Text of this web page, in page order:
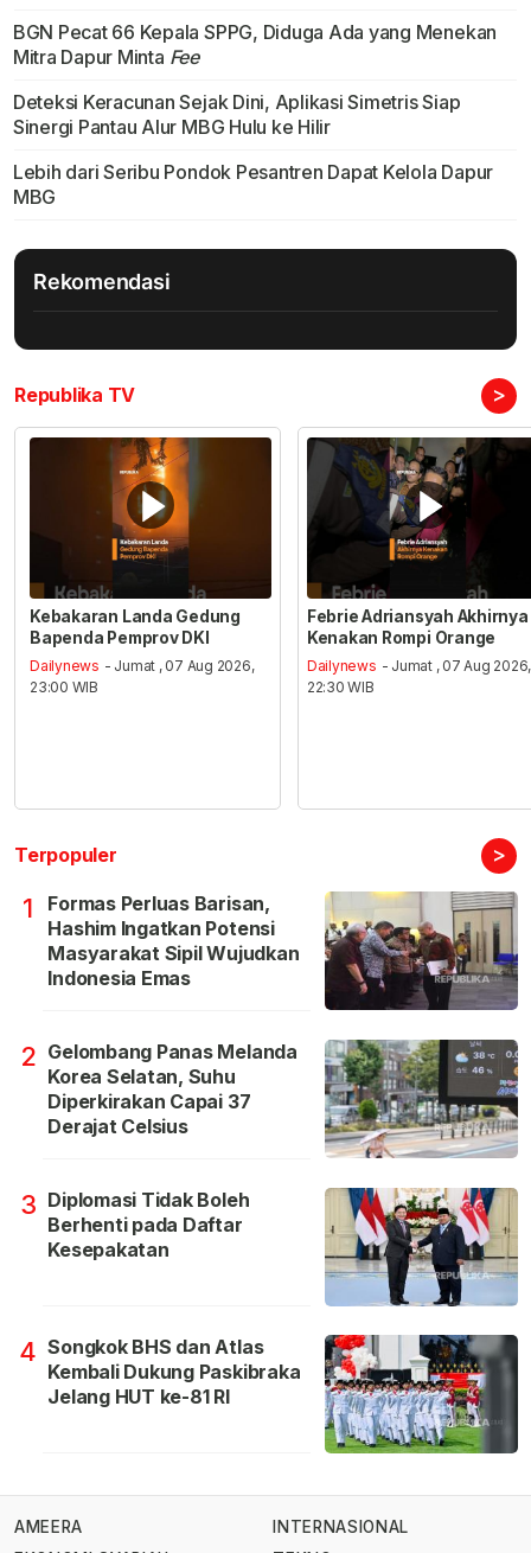
BGN Pecat 66 Kepala SPPG, Diduga Ada yang Menekan
Mitra Dapur Minta Fee
Deteksi Keracunan Sejak Dini, Aplikasi Simetris Siap
Sinergi Pantau Alur MBG Hulu ke Hilir
Lebih dari Seribu Pondok Pesantren Dapat Kelola Dapur
MBG
Rekomendasi
Republika TV >
Kebakaran Landa Gedung
Bapenda Pemprov DKI
Dailynews - Jumat , 07 Aug 2026,
23:00 WIB
Febrie Adriansyah Akhirnya
Kenakan Rompi Orange
Dailynews - Jumat , 07 Aug 2026,
22:30 WIB
Terpopuler >
1
Formas Perluas Barisan,
Hashim Ingatkan Potensi
Masyarakat Sipil Wujudkan
Indonesia Emas
2 Gelombang Panas Melanda
Korea Selatan, Suhu
Diperkirakan Capai 37
Derajat Celsius
3 Diplomasi Tidak Boleh
Berhenti pada Daftar
Kesepakatan
4 Songkok BHS dan Atlas
Kembali Dukung Paskibraka
Jelang HUT ke-81 RI
AMEERA
INTERNASIONAL